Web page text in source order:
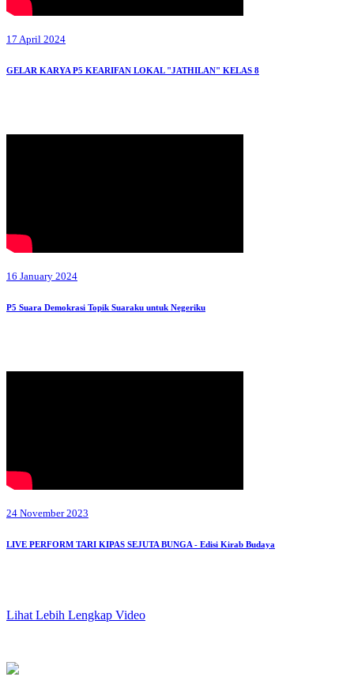
17 April 2024
GELAR KARYA P5 KEARIFAN LOKAL "JATHILAN" KELAS 8
16 January 2024
P5 Suara Demokrasi Topik Suaraku untuk Negeriku
24 November 2023
LIVE PERFORM TARI KIPAS SEJUTA BUNGA - Edisi Kirab Budaya
Lihat Lebih Lengkap Video